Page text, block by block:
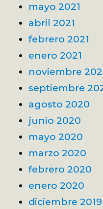
mayo 2021
abril 2021
febrero 2021
enero 2021
noviembre
septiembre
agosto 2020
junio 2020
mayo 2020
marzo 2020
febrero 2020
enero 2020
diciembre 2019